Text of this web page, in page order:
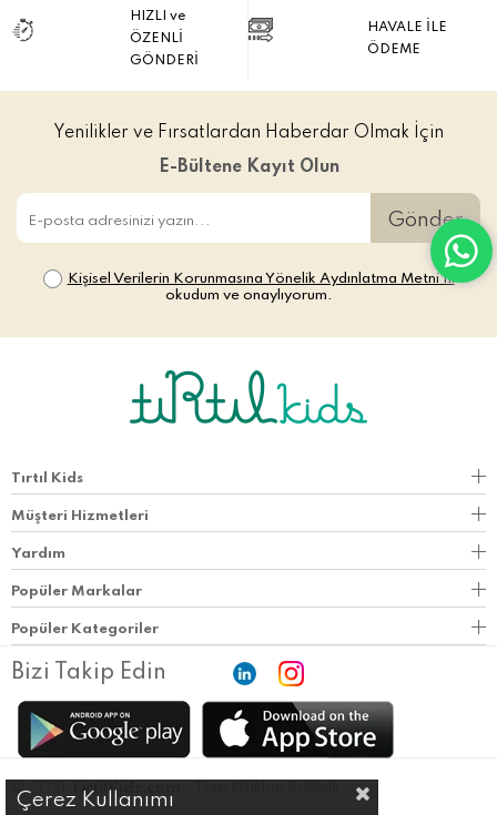
HIZLI ve
ÖZENLİ
GÖNDERİ
HAVALE İLE
ÖDEME
Yenilikler ve Fırsatlardan Haberdar Olmak İçin
E-Bültene Kayıt Olun
Gönder
Kişisel Verilerin Korunmasına Yönelik Aydınlatma Metni’ni
okudum ve onaylıyorum.
Tırtıl Kids
Müşteri Hizmetleri
Yardım
Popüler Markalar
Popüler Kategoriler
Bizi Takip Edin
© 2021 TirtilKids.com
Çerez Kullanımı